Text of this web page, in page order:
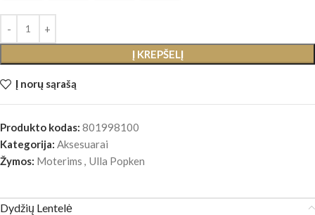
Į KREPŠELĮ
Į norų sąrašą
Produkto kodas: 801998100
Kategorija: Aksesuarai
Žymos: Moterims Ulla Popken
Dydžių Lentelė